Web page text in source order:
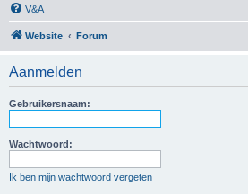
V&A
Website Forum
Aanmelden
Gebruikersnaam:
Wachtwoord:
Ik ben mijn wachtwoord vergeten